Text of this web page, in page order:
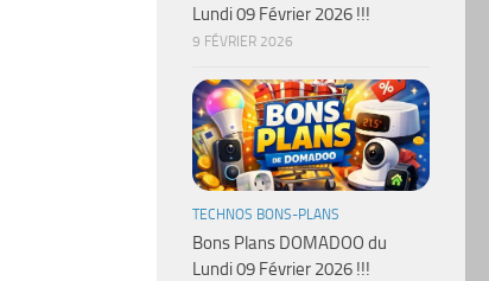
Lundi 09 Février 2026 !!!
9 FÉVRIER 2026
TECHNOS BONS-PLANS
Bons Plans DOMADOO du
Lundi 09 Février 2026 !!!